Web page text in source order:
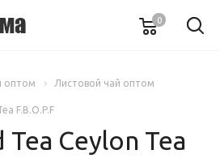
0
оптом Листовой чай оптом
F.B.O.P.F
Ceylon Tea